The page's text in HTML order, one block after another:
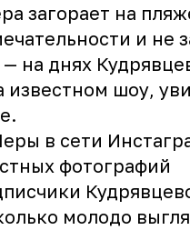
загорает на
и не
на днях
известном шоу,
в сети
фотографий
молодо